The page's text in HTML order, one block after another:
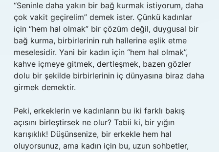
“Seninle daha yakın bir bağ kurmak istiyorum, daha
çok vakit geçirelim” demek ister. Çünkü kadınlar
için “hem hal olmak” bir çözüm değil, duygusal bir
bağ kurma, birbirlerinin ruh hallerine eşlik etme
meselesidir. Yani bir kadın için “hem hal olmak”,
kahve içmeye gitmek, dertleşmek, bazen gözler
dolu bir şekilde birbirlerinin iç dünyasına biraz daha
girmek demektir.
Peki, erkeklerin ve kadınların bu iki farklı bakış
açısını birleştirsek ne olur? Tabii ki, bir yığın
karışıklık! Düşünsenize, bir erkekle hem hal
oluyorsunuz, ama kadın için bu, uzun sohbetler,